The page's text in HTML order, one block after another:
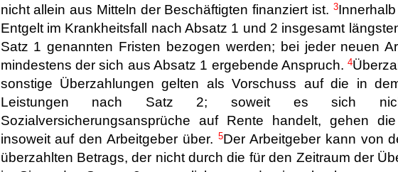
nicht allein aus Mitteln der Beschäftigten finanziert ist. 3
Entgelt im Krankheitsfall nach Absatz 1 und 2 insgesamt
Satz 1 genannten Fristen bezogen werden; bei jeder neuen
mindestens der sich aus Absatz 1 ergebende Anspruch.4
sonstige Überzahlungen gelten als Vorschuss auf die in
Leistungen nach Satz 2; soweit es sich nicht
Sozialversicherungsansprüche auf Rente handelt, gehen
insoweit auf den Arbeitgeber über. 5Der Arbeitgeber kann von
überzahlten Betrags, der nicht durch die für den Zeitraum der